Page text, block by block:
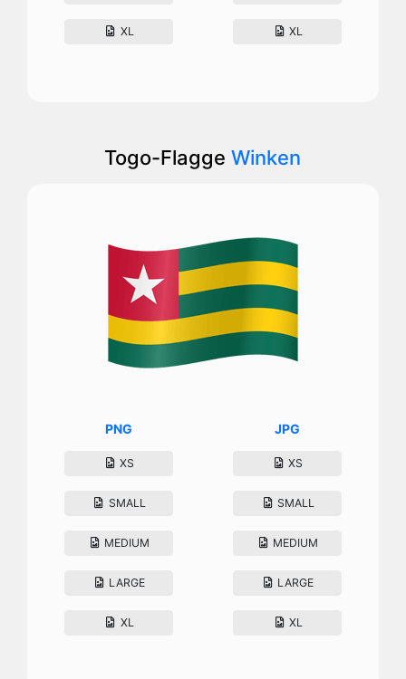
XL XL
Togo-FlaggeWinken
PNG
XS
SMALL
MEDIUM
LARGE
XL
JPG
XS
SMALL
MEDIUM
LARGE
XL